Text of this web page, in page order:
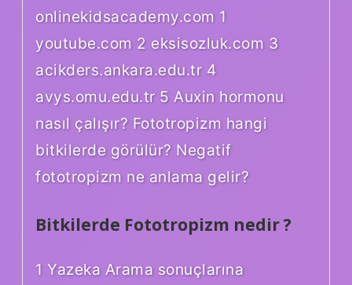
onlinekidsacademy.com 1
youtube.com 2 eksisozluk.com 3
acikders.ankara.edu.tr 4
avys.omu.edu.tr 5 Auxin hormonu
nasıl çalışır? Fototropizm hangi
bitkilerde görülür? Negatif
fototropizm ne anlama gelir?
Bitkilerde Fototropizm nedir ?
1 Yazeka Arama sonuçlarına